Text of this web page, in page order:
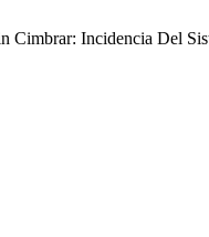
Cimbrar: Incidencia Del